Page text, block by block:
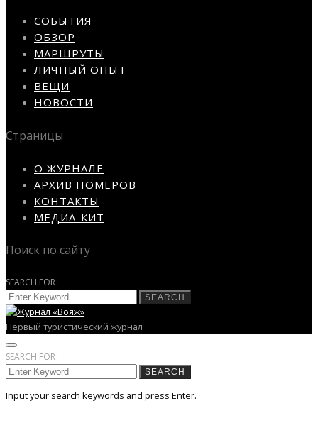
СОБЫТИЯ
ОБЗОР
МАРШРУТЫ
ЛИЧНЫЙ ОПЫТ
ВЕЩИ
НОВОСТИ
Страницы
О ЖУРНАЛЕ
АРХИВ НОМЕРОВ
КОНТАКТЫ
МЕДИА-КИТ
Поиск по сайту
SEARCH FOR:
SEARCH
Первый туристический журнал
SEARCH FOR:
SEARCH
Input your search keywords and press Enter.